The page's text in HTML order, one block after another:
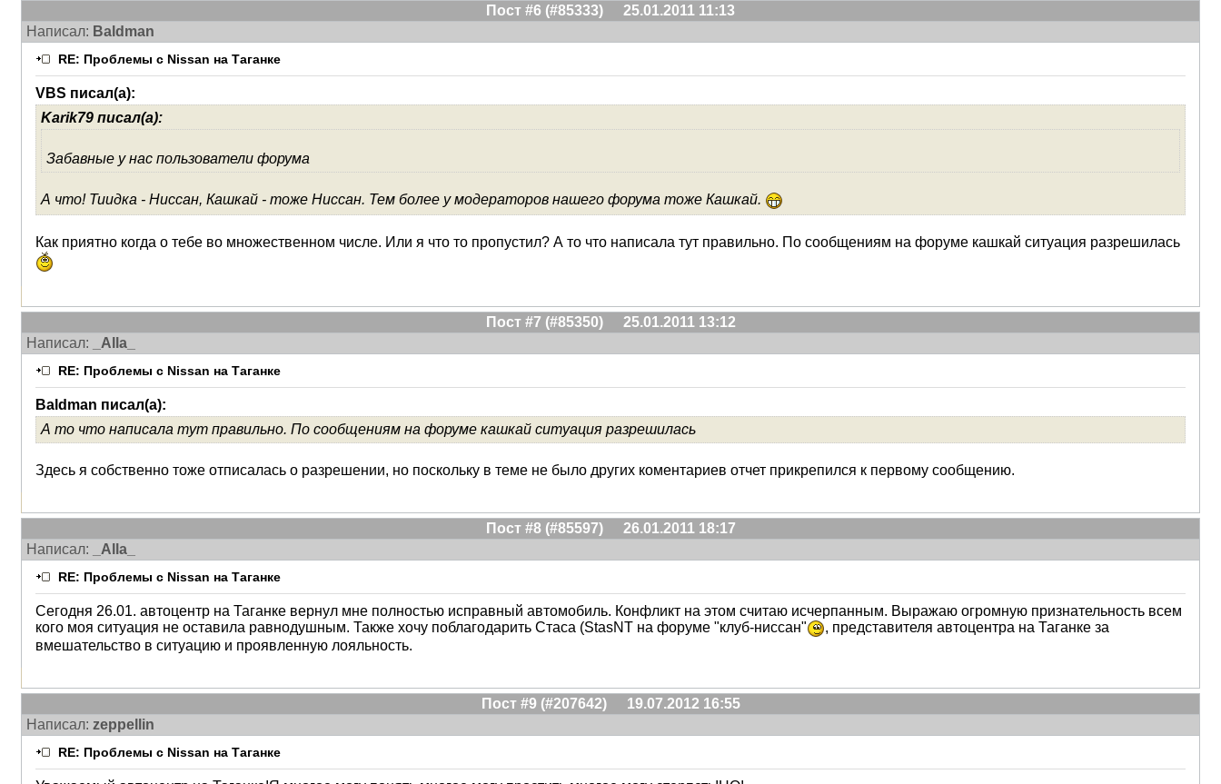
Пост #6 (#85333)
25.01.2011 11:13
Написал: Baldman
RE: Проблемы с Nissan на Таганке
VBS писал(а):
Karik79 писал(а):
Забавные у нас пользователи форума
А что! Тиидка - Ниссан, Кашкай - тоже Ниссан. Тем более у модераторов нашего форума тоже Кашкай.
Как приятно когда о тебе во множественном числе. Или я что то пропустил? А то что написала тут правильно. По сообщениям на форуме кашкай ситуация разрешилась
Пост #7 (#85350)
25.01.2011 13:12
Написал:
_Alla_
RE: Проблемы с Nissan на Таганке
Baldman писал(а):
А то что написала тут правильно. По сообщениям на форуме кашкай ситуация разрешилась
Здесь я собственно тоже отписалась о разрешении, но поскольку в теме не было других коментариев отчет прикрепился к первому сообщению.
Пост #8 (#85597)
26.01.2011 18:17
Написал:
_Alla_
RE: Проблемы с Nissan на Таганке
Сегодня 26.01. автоцентр на Таганке вернул мне полностью исправный автомобиль. Конфликт на этом считаю исчерпанным. Выражаю огромную признательность всем
кого моя ситуация не оставила равнодушным. Также хочу поблагодарить Стаса (StasNT на форуме "клуб-ниссан"
, представителя автоцентра на Таганке за
вмешательство в ситуацию и проявленную лояльность.
Пост #9 (#207642)
19.07.2012 16:55
Написал: zeppellin
RE: Проблемы с Nissan на Таганке